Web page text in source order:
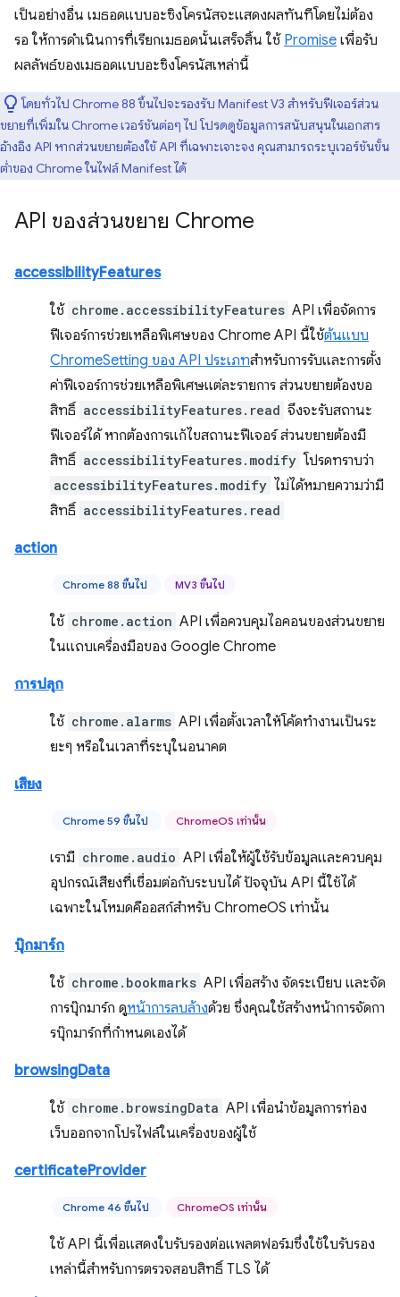
เป็นอย่างอื่น เมธอดแบบอะซิงโครนัสจะแสดงผลทันทีโดยไม่ต้อง
รอ ให้การดำเนินการที่เรียกเมธอดนั้นเสร็จสิ้น ใช้ Promise เพื่อรับ
ผลลัพธ์ของเมธอดแบบอะซิงโครนัสเหล่านี้
โดยทั่วไป Chrome 88 ขึ้นไปจะรองรับ Manifest V3 สำหรับฟีเจอร์ส่วน
ขยายที่เพิ่มใน Chrome เวอร์ชันต่อๆ ไป โปรดดูข้อมูลการสนับสนุนในเอกสาร
อ้างอิง API หากส่วนขยายต้องใช้ API ที่เฉพาะเจาะจง คุณสามารถระบุเวอร์ชันขั้น
ต่ำของ Chrome ในไฟล์ Manifest ได้
API ของส่วนขยาย Chrome
accessibilityFeatures
ใช้ chrome.accessibilityFeatures API เพื่อจัดการ
ฟีเจอร์การช่วยเหลือพิเศษของ Chrome API นี้ใช้ต้นแบบ
ChromeSetting ของ API ประเภทสำหรับการรับและการตั้ง
ค่าฟีเจอร์การช่วยเหลือพิเศษแต่ละรายการ ส่วนขยายต้องขอ
สิทธิ์ accessibilityFeatures.read จึงจะรับสถานะ
ฟีเจอร์ได้ หากต้องการแก้ไขสถานะฟีเจอร์ ส่วนขยายต้องมี
สิทธิ์ accessibilityFeatures.modify โปรดทราบว่า
accessibilityFeatures.modify ไม่ได้หมายความว่ามี
สิทธิ์ accessibilityFeatures.read
action
Chrome 88 ขึ้นไป MV3 ขึ้นไป
ใช้ chrome.action API เพื่อควบคุมไอคอนของส่วนขยาย
ในแถบเครื่องมือของ Google Chrome
การปลุก
ใช้ chrome.alarms API เพื่อตั้งเวลาให้โค้ดทำงานเป็นระ
ยะๆ หรือในเวลาที่ระบุในอนาคต
เสียง
Chrome 59 ขึ้นไป ChromeOS เท่านั้น
เรามี chrome.audio API เพื่อให้ผู้ใช้รับข้อมูลและควบคุม
อุปกรณ์เสียงที่เชื่อมต่อกับระบบได้ ปัจจุบัน API นี้ใช้ได้
เฉพาะในโหมดคีออสก์สำหรับ ChromeOS เท่านั้น
บุ๊กมาร์ก
ใช้ chrome.bookmarks API เพื่อสร้าง จัดระเบียบ และจัด
การบุ๊กมาร์ก ดูหน้าการลบล้างด้วย ซึ่งคุณใช้สร้างหน้าการจัดกา
รบุ๊กมาร์กที่กำหนดเองได้
browsingData
ใช้ chrome.browsingData API เพื่อนำข้อมูลการท่อง
เว็บออกจากโปรไฟล์ในเครื่องของผู้ใช้
certificateProvider
Chrome 46 ขึ้นไป ChromeOS เท่านั้น
ใช้ API นี้เพื่อแสดงใบรับรองต่อแพลตฟอร์มซึ่งใช้ใบรับรอง
เหล่านี้สำหรับการตรวจสอบสิทธิ์ TLS ได้